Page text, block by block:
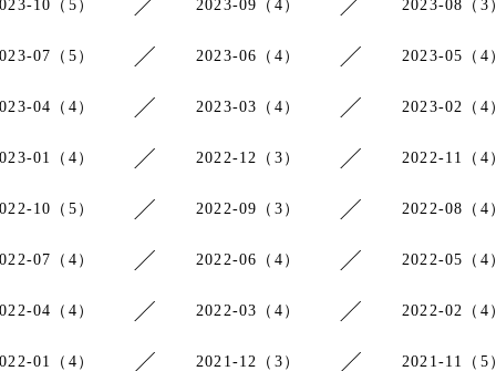
10（5） 2023-09（4） 2023-08（3
07（5） 2023-06（4） 2023-05（4
04（4） 2023-03（4） 2023-02（4
01（4） 2022-12（3） 2022-11（4
10（5） 2022-09（3） 2022-08（4
07（4） 2022-06（4） 2022-05（4
04（4） 2022-03（4） 2022-02（4
01（4） 2021-12（3） 2021-11（5